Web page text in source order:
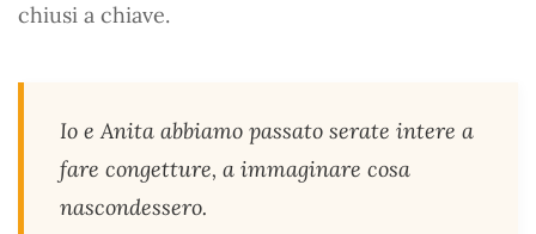
chiusi a chiave.
Io e Anita abbiamo passato serate intere a
fare congetture, a immaginare cosa
nascondessero.